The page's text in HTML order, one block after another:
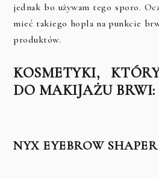
jednak bo używam tego sporo.
mieć takiego hopla na punkcie
produktów.
KOSMETYKI,
DO MAKIJAŻU BRWI:
NYX EYEBROW SHAPER